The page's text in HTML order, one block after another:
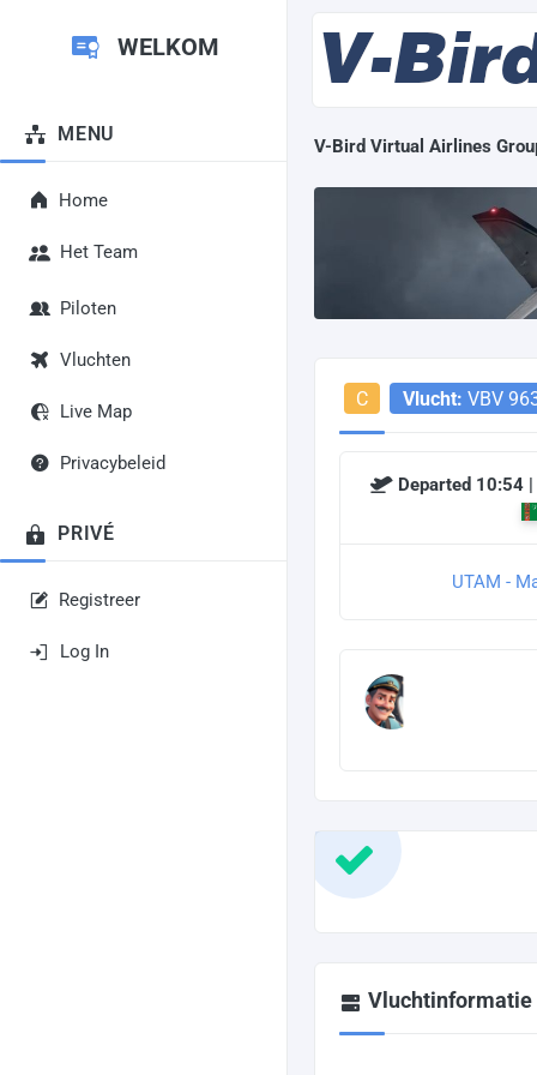
WELKOM
MENU
Home
Het Team
Piloten
Vluchten
Live Map
Privacybeleid
PRIVÉ
Registreer
Log In
V-Bird Virtual Airlines
C Vlucht: VBV
Departed 10:54
UTAM -
Vluchtinformatie